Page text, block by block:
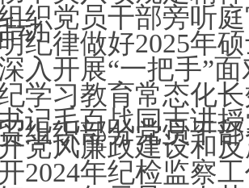
动
织党员干部旁听
纪律做好2025年
入开展“一把手”
学习教育常态化
组织部分党员干
记毛百战同志讲
党风廉政建设和
2024年纪检监察